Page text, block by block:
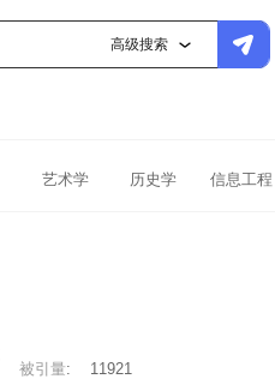
高级搜索
艺术学 历史学 信息工程
被引量:
11921